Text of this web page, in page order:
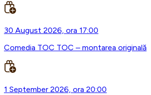
30 August 2026, ora 17:00
Comedia TOC TOC – montarea originală
1 September 2026, ora 20:00